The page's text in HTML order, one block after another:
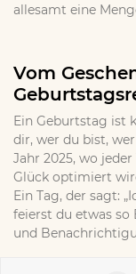
allesamt eine
Vom
Ein Geburtstag ist
dir, wer du bist,
Jahr 2025, wo
Glück optimiert
Ein Tag, der sagt:
feierst du etwas so
und